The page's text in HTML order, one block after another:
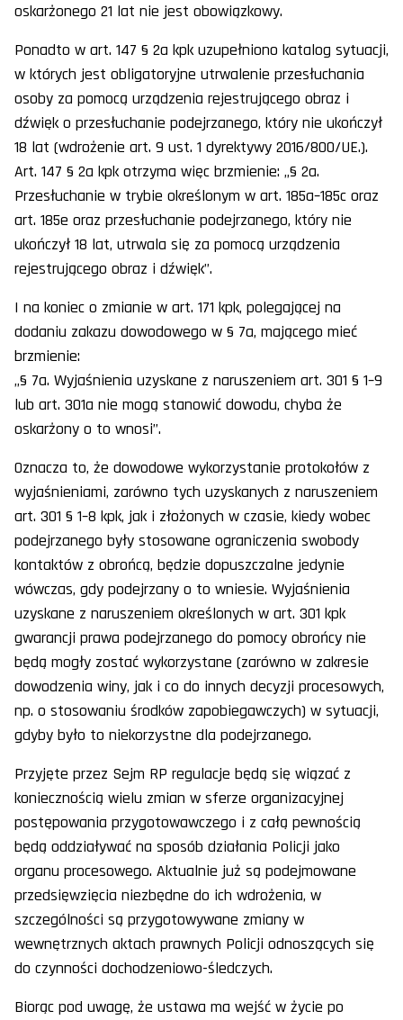
oskarżonego 21 lat nie jest obowiązkowy.
Ponadto w art. 147 § 2a kpk uzupełniono katalog sytuacji,
w których jest obligatoryjne utrwalenie przesłuchania
osoby za pomocą urządzenia rejestrującego obraz i
dźwięk o przesłuchanie podejrzanego, który nie ukończył
18 lat (wdrożenie art. 9 ust. 1 dyrektywy 2016/800/UE.).
Art. 147 § 2a kpk otrzyma więc brzmienie: „§ 2a.
Przesłuchanie w trybie określonym w art. 185a–185c oraz
art. 185e oraz przesłuchanie podejrzanego, który nie
ukończył 18 lat, utrwala się za pomocą urządzenia
rejestrującego obraz i dźwięk”.
I na koniec o zmianie w art. 171 kpk, polegającej na
dodaniu zakazu dowodowego w § 7a, mającego mieć
brzmienie:
„§ 7a. Wyjaśnienia uzyskane z naruszeniem art. 301 § 1–9
lub art. 301a nie mogą stanowić dowodu, chyba że
oskarżony o to wnosi”.
Oznacza to, że dowodowe wykorzystanie protokołów z
wyjaśnieniami, zarówno tych uzyskanych z naruszeniem
art. 301 § 1–8 kpk, jak i złożonych w czasie, kiedy wobec
podejrzanego były stosowane ograniczenia swobody
kontaktów z obrońcą, będzie dopuszczalne jedynie
wówczas, gdy podejrzany o to wniesie. Wyjaśnienia
uzyskane z naruszeniem określonych w art. 301 kpk
gwarancji prawa podejrzanego do pomocy obrońcy nie
będą mogły zostać wykorzystane (zarówno w zakresie
dowodzenia winy, jak i co do innych decyzji procesowych,
np. o stosowaniu środków zapobiegawczych) w sytuacji,
gdyby było to niekorzystne dla podejrzanego.
Przyjęte przez Sejm RP regulacje będą się wiązać z
koniecznością wielu zmian w sferze organizacyjnej
postępowania przygotowawczego i z całą pewnością
będą oddziaływać na sposób działania Policji jako
organu procesowego. Aktualnie już są podejmowane
przedsięwzięcia niezbędne do ich wdrożenia, w
szczególności są przygotowywane zmiany w
wewnętrznych aktach prawnych Policji odnoszących się
do czynności dochodzeniowo-śledczych.
Biorąc pod uwagę, że ustawa ma wejść w życie po